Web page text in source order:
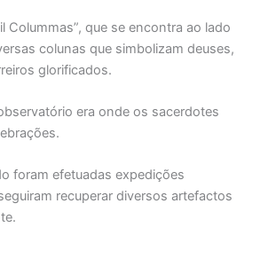
Colummas”, que se encontra ao lado
colunas que simbolizam deuses,
glorificados.
era onde os sacerdotes
foram efetuadas expedições
recuperar diversos artefactos